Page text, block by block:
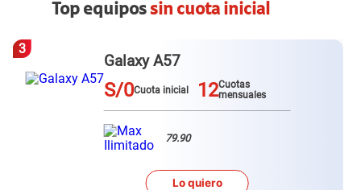
Top equipossin cuota inicial
3
Galaxy A57
S/0Cuota inicial 12Cuotas
mensuales
79.90
Lo quiero